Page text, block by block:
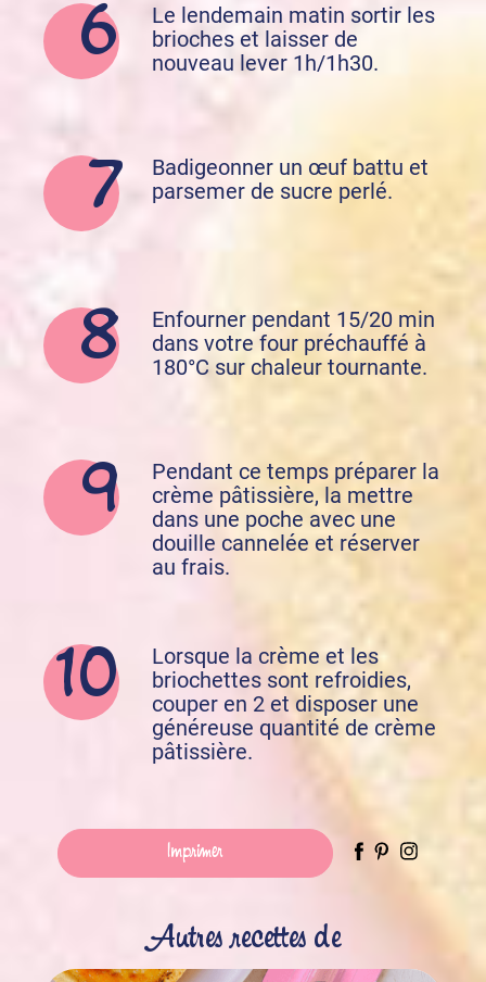
Imprimer
Le lendemain matin sortir les
brioches et laisser de
nouveau lever 1h/1h30.
Badigeonner un œuf battu et
parsemer de sucre perlé.
Enfourner pendant 15/20 min
dans votre four préchauffé à
180°C sur chaleur tournante.
Pendant ce temps préparer la
crème pâtissière, la mettre
dans une poche avec une
douille cannelée et réserver
au frais.
Lorsque la crème et les
briochettes sont refroidies,
couper en 2 et disposer une
généreuse quantité de crème
pâtissière.
Autres recettes de